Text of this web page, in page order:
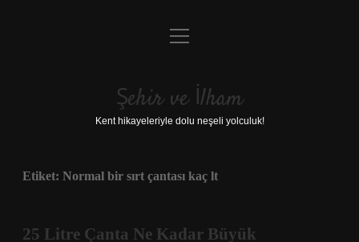
Anasayfa
Yasal Uyarı
menüyü
Şehir ve İlham
Kent hikayeleriyle dolu neşeli yolculuk!
Etiket: Normal bir sırt çantası kaç lt
25 Litre Çanta Ne Kadar Büyük